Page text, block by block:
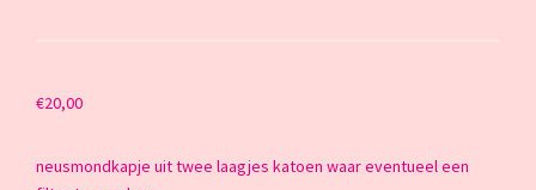
€20,00
neusmondkapje uit twee laagjes katoen waar eventueel een